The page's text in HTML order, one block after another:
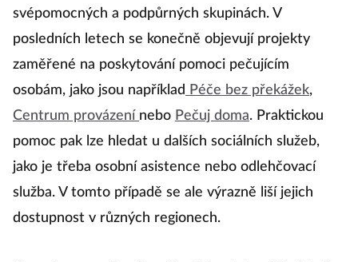
svépomocných a podpůrných skupinách. V
posledních letech se konečně objevují projekty
zaměřené na poskytování pomoci pečujícím
osobám, jako jsou například Péče bez překážek,
Centrum provázení nebo Pečuj doma. Praktickou
pomoc pak lze hledat u dalších sociálních služeb,
jako je třeba osobní asistence nebo odlehčovací
služba. V tomto případě se ale výrazně liší jejich
dostupnost v různých regionech.